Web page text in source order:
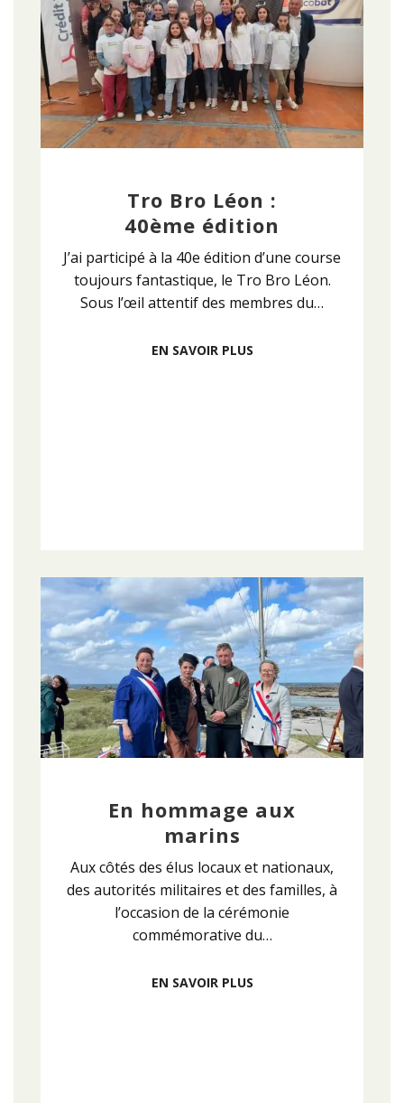
Tro Bro Léon :
40ème édition
J’ai participé à la 40e édition d’une course
toujours fantastique, le Tro Bro Léon.
Sous l’œil attentif des membres du…
EN SAVOIR PLUS
En hommage aux
marins
Aux côtés des élus locaux et nationaux,
des autorités militaires et des familles, à
l’occasion de la cérémonie
commémorative du…
EN SAVOIR PLUS